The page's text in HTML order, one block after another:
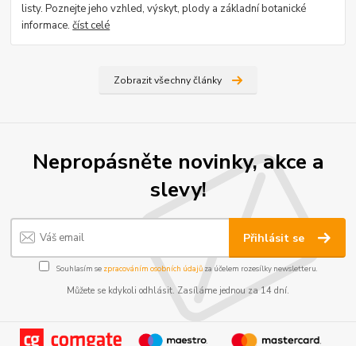
listy. Poznejte jeho vzhled, výskyt, plody a základní botanické
informace.číst celé
Zobrazit všechny články
Nepropásněte novinky, akce a
slevy!
Přihlásit se
Souhlasím se zpracováním osobních údajůza účelem rozesílky newsletteru.
Můžete se kdykoli odhlásit. Zasíláme jednou za 14 dní.